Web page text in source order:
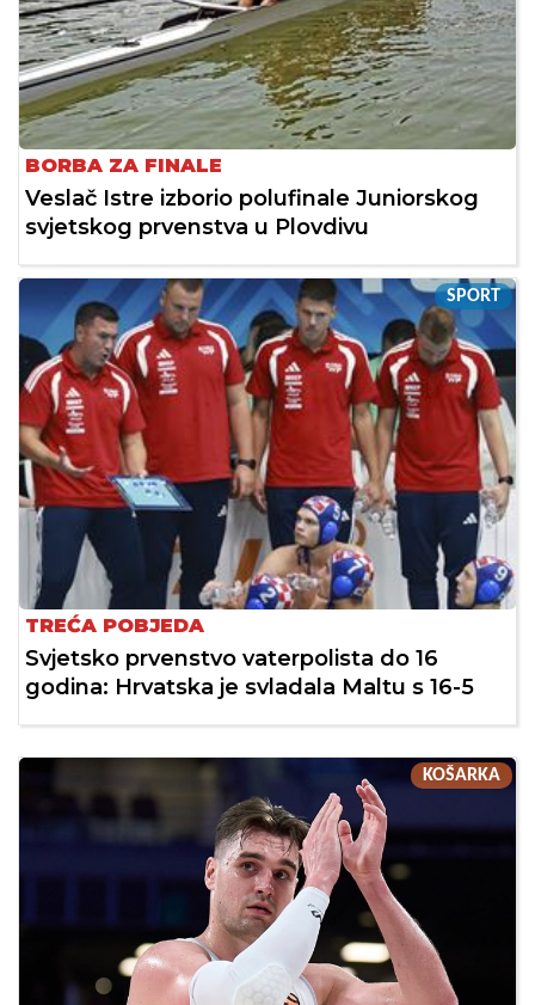
BORBA ZA FINALE
Veslač Istre izborio polufinale Juniorskog
svjetskog prvenstva u Plovdivu
SPORT
TREĆA POBJEDA
Svjetsko prvenstvo vaterpolista do 16
godina: Hrvatska je svladala Maltu s 16-5
KOŠARKA